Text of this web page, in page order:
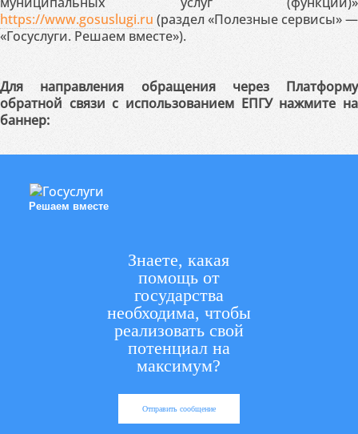
https://www.gosuslugi.ru (раздел «Полезные сервисы» —
«Госуслуги. Решаем вместе»).
Для направления обращения через Платформу
обратной связи с использованием ЕПГУ нажмите на
баннер:
Решаем вместе
Знаете, какая
помощь от
государства
необходима, чтобы
реализовать свой
потенциал на
максимум?
Отправить сообщение